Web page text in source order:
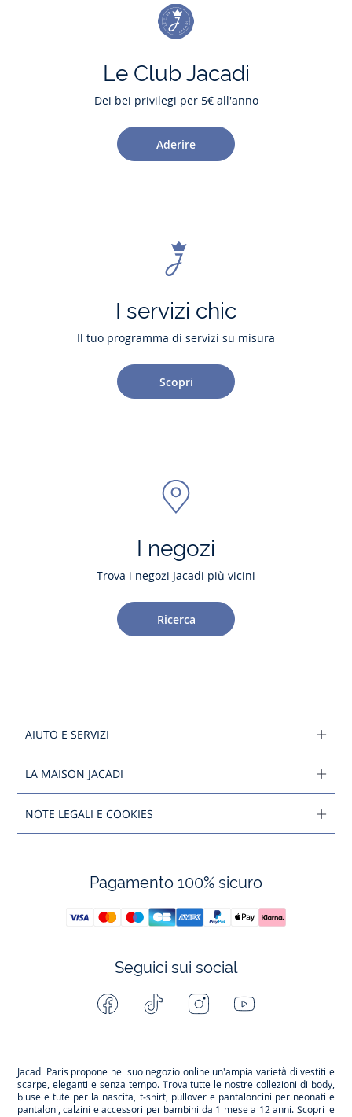
Le Club Jacadi
Dei bei privilegi per 5€ all'anno
Aderire
I servizi chic
Il tuo programma di servizi su misura
Scopri
I negozi
Trova i negozi Jacadi più vicini
Ricerca
AIUTO E SERVIZI
LA MAISON JACADI
NOTE LEGALI E COOKIES
Pagamento 100% sicuro
Seguici sui social
Facebook Tiktok InstagramYoutube
Jacadi Paris propone nel suo negozio online un'ampia varietà di vestiti e
scarpe, eleganti e senza tempo. Trova tutte le nostre collezioni di body,
bluse e tute per la nascita, t-shirt, pullover e pantaloncini per neonati e
pantaloni, calzini e accessori per bambini da 1 mese a 12 anni. Scopri le